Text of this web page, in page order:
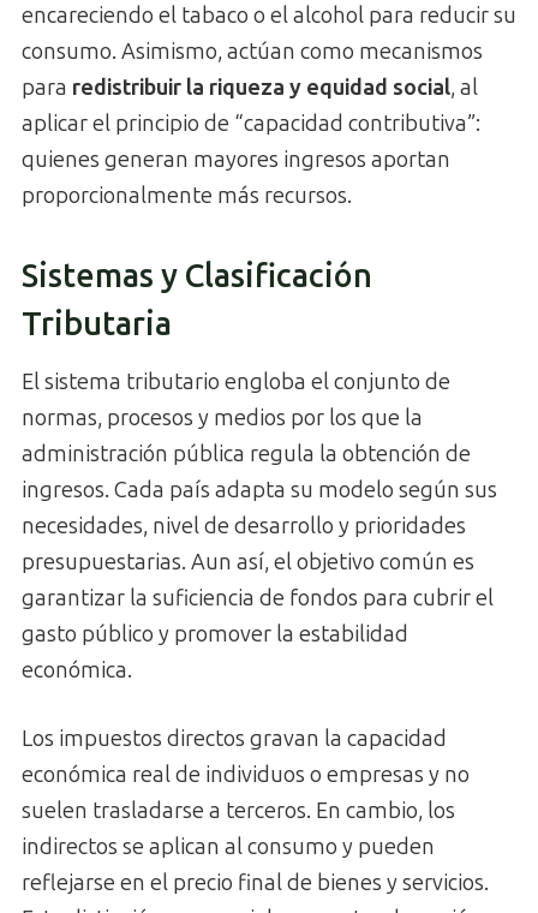
encareciendo el tabaco o el alcohol para reducir su
consumo. Asimismo, actúan como mecanismos
para redistribuir la riqueza y equidad social, al
aplicar el principio de “capacidad contributiva”:
quienes generan mayores ingresos aportan
proporcionalmente más recursos.
Sistemas y Clasificación
Tributaria
El sistema tributario engloba el conjunto de
normas, procesos y medios por los que la
administración pública regula la obtención de
ingresos. Cada país adapta su modelo según sus
necesidades, nivel de desarrollo y prioridades
presupuestarias. Aun así, el objetivo común es
garantizar la suficiencia de fondos para cubrir el
gasto público y promover la estabilidad
económica.
Los impuestos directos gravan la capacidad
económica real de individuos o empresas y no
suelen trasladarse a terceros. En cambio, los
indirectos se aplican al consumo y pueden
reflejarse en el precio final de bienes y servicios.